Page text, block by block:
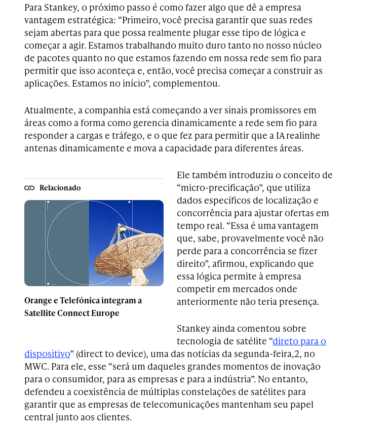
Para Stankey, o próximo passo é como fazer algo que dê a empresa
vantagem estratégica: “Primeiro, você precisa garantir que suas redes
sejam abertas para que possa realmente plugar esse tipo de lógica e
começar a agir. Estamos trabalhando muito duro tanto no nosso núcleo
de pacotes quanto no que estamos fazendo em nossa rede sem fio para
permitir que isso aconteça e, então, você precisa começar a construir as
aplicações. Estamos no início”, complementou.
Atualmente, a companhia está começando a ver sinais promissores em
áreas como a forma como gerencia dinamicamente a rede sem fio para
responder a cargas e tráfego, e o que fez para permitir que a IA realinhe
antenas dinamicamente e mova a capacidade para diferentes áreas.
Relacionado
Orange e Telefónica integram a
Satellite Connect Europe
Ele também introduziu o conceito de
“micro-precificação”, que utiliza
dados específicos de localização e
concorrência para ajustar ofertas em
tempo real. “Essa é uma vantagem
que, sabe, provavelmente você não
perde para a concorrência se fizer
direito”, afirmou, explicando que
essa lógica permite à empresa
competir em mercados onde
anteriormente não teria presença.
Stankey ainda comentou sobre
tecnologia de satélite “direto para o
dispositivo” (direct to device), uma das notícias da segunda-feira,2, no
MWC. Para ele, esse “será um daqueles grandes momentos de inovação
para o consumidor, para as empresas e para a indústria”. No entanto,
defendeu a coexistência de múltiplas constelações de satélites para
garantir que as empresas de telecomunicações mantenham seu papel
central junto aos clientes.